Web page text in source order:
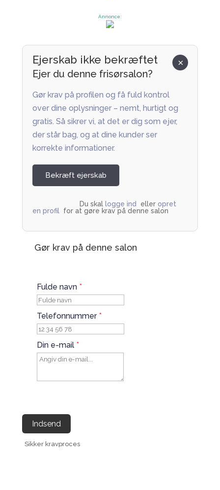
Annonce:
Ejerskab ikke bekræftet
Ejer du denne frisørsalon?
Gør krav på profilen og få fuld kontrol
over dine oplysninger – nemt, hurtigt og
gratis. Så sikrer vi, at det er dig som ejer,
der står bag, og at dine kunder ser
korrekte informationer.
Bekræft ejerskab
Du skal logge ind eller opret
en profil for at gøre krav på denne salon
Gør krav på denne salon
×
Fulde navn *
Telefonnummer *
Din e-mail *
Indsend
Sikker kravproces